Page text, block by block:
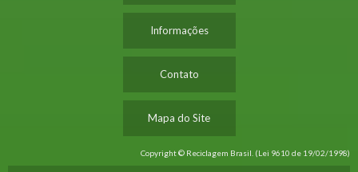
Informações
Contato
Mapa do Site
Copyright © Reciclagem Brasil. (Lei 9610 de 19/02/1998)